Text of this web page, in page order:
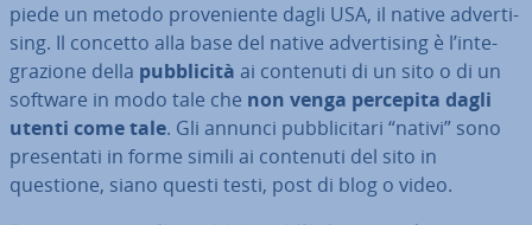
piede un metodo pro­ve­nien­te dagli USA, il native ad­ver­ti­
sing. Il concetto alla base del native ad­ver­ti­sing è l’in­te­
gra­zio­ne della pub­bli­ci­tà ai contenuti di un sito o di un
software in modo tale che non venga percepita dagli
utenti come tale. Gli annunci pub­bli­ci­ta­ri “nativi” sono
pre­sen­ta­ti in forme simili ai contenuti del sito in
questione, siano questi testi, post di blog o video.